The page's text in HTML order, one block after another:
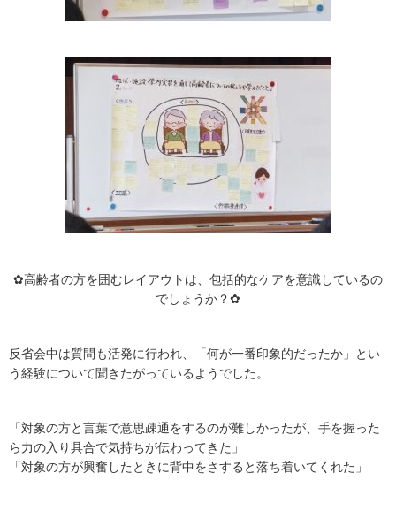
✿高齢者の方を囲むレイアウトは、包括的なケアを意識しているの
でしょうか？✿
反省会中は質問も活発に行われ、「何が一番印象的だったか」とい
う経験について聞きたがっているようでした。
「対象の方と言葉で意思疎通をするのが難しかったが、手を握った
ら力の入り具合で気持ちが伝わってきた」
「対象の方が興奮したときに背中をさすると落ち着いてくれた」